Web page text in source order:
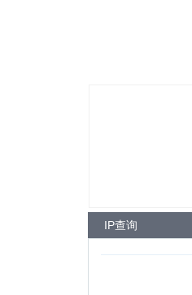
IP查询